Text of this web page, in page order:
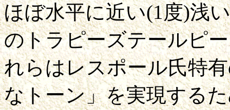
ほぼ水平に近い(1度)浅
のトラピーズテールピ
れらはレスポール氏特
なトーン」を実現する